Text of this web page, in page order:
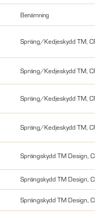
Benämning
Spräng/Kedjeskydd TM,
Spräng/Kedjeskydd TM,
Spräng/Kedjeskydd TM,
Spräng/Kedjeskydd TM,
Sprängskydd TM Design,
Sprängskydd TM Design,
Sprängskydd TM Design,